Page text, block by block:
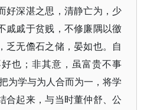
好深湛之思，清静亡为，少
戚戚于贫贱，不修廉隅以徼
乏无儋石之储，晏如也。自
也；非其意，虽富贵不事
为学与为人合而为一，将学
合起来，与当时董仲舒、公